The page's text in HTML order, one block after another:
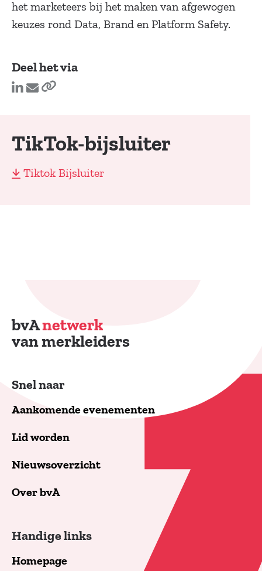
het marketeers bij het maken van afgewogen
keuzes rond Data, Brand en Platform Safety.
Deel het via
TikTok-bijsluiter
Tiktok Bijsluiter
bvAnetwerk
van merkleiders
Snel naar
Aankomende evenementen
Lid worden
Nieuwsoverzicht
Over bvA
Handige links
Homepage